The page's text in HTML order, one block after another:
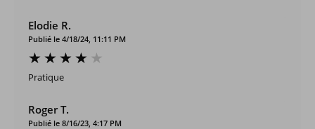
Elodie R.
Publié le 4/18/24, 11:11 PM
Pratique
Roger T.
Publié le 8/16/23, 4:17 PM